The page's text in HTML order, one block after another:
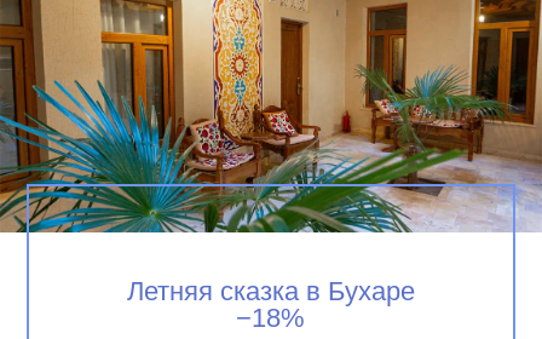
Летняя сказка в Бухаре
−18%